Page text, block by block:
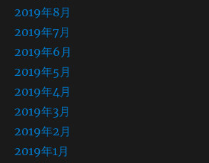
2019年8月
2019年7月
2019年6月
2019年5月
2019年4月
2019年3月
2019年2月
2019年1月